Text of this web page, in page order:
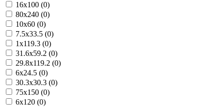
16x100 (0)
80x240 (0)
10x60 (0)
7.5x33.5 (0)
1x119.3 (0)
31.6x59.2 (0)
29.8x119.2 (0)
6x24.5 (0)
30.3x30.3 (0)
75x150 (0)
6x120 (0)